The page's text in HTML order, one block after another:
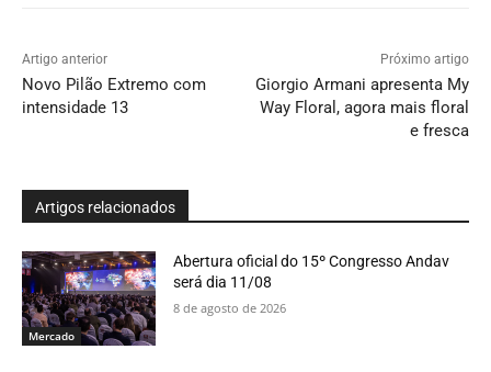
Artigo anterior
Novo Pilão Extremo com
intensidade 13
Próximo artigo
Giorgio Armani apresenta My
Way Floral, agora mais floral
e fresca
Artigos relacionados
Mercado
Abertura oficial do 15º Congresso Andav
será dia 11/08
8 de agosto de 2026